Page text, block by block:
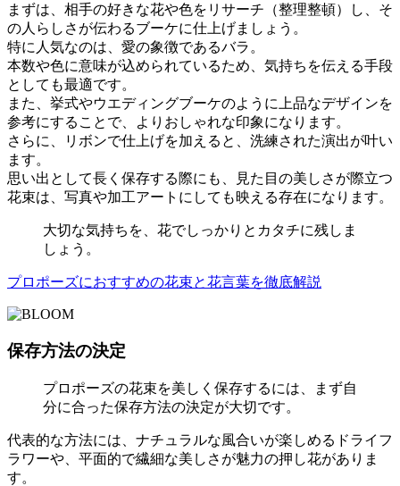
まずは、相手の好きな花や色をリサーチ（整理整頓）し、そ
の人らしさが伝わるブーケに仕上げましょう。
特に人気なのは、愛の象徴であるバラ。
本数や色に意味が込められているため、気持ちを伝える手段
としても最適です。
また、挙式やウエディングブーケのように上品なデザインを
参考にすることで、よりおしゃれな印象になります。
さらに、リボンで仕上げを加えると、洗練された演出が叶い
ます。
思い出として長く保存する際にも、見た目の美しさが際立つ
花束は、写真や加工アートにしても映える存在になります。
大切な気持ちを、花でしっかりとカタチに残しま
しょう。
プロポーズにおすすめの花束と花言葉を徹底解説
保存方法の決定
プロポーズの花束を美しく保存するには、まず自
分に合った保存方法の決定が大切です。
代表的な方法には、ナチュラルな風合いが楽しめるドライフ
ラワーや、平面的で繊細な美しさが魅力の押し花がありま
す。